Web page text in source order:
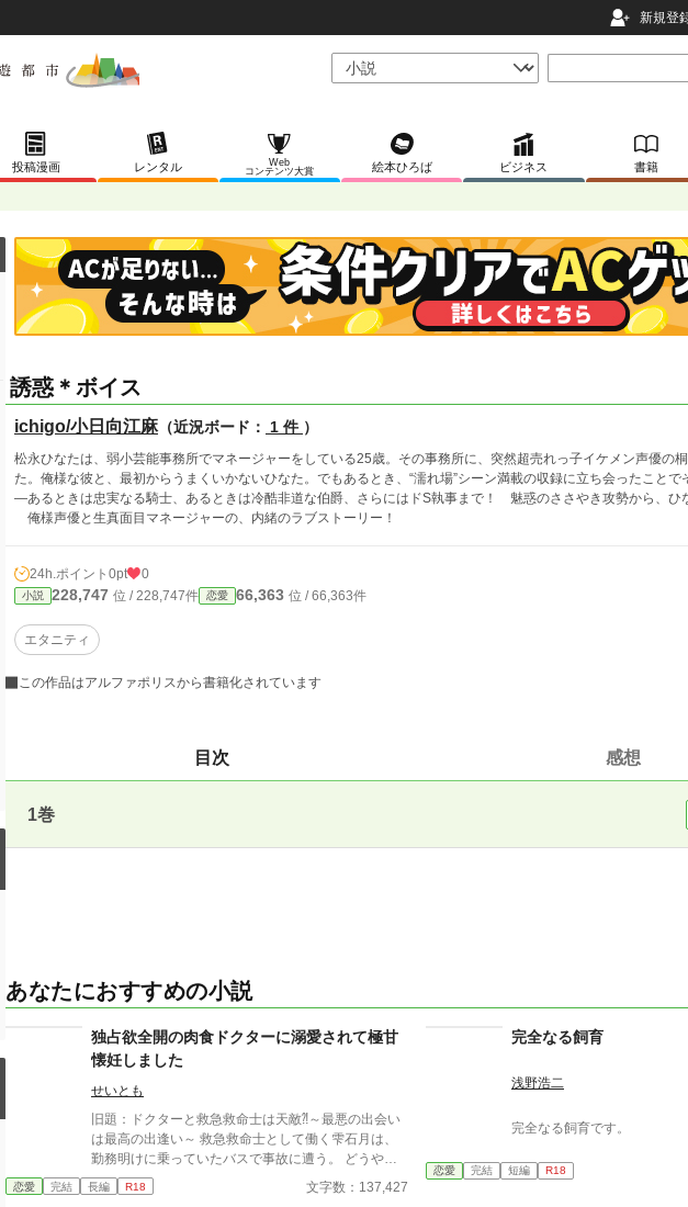
新規登
投稿漫画 レンタル
Web
コンテンツ大賞
絵本ひろば ビジネス 書籍
誘惑＊ボイス
ichigo/小日向江麻（近況ボード： 1 件 ）
松永ひなたは、弱小芸能事務所でマネージャーをしている25歳。その事務所に、突然超売れっ子イケメン声優の
た。俺様な彼と、最初からうまくいかないひなた。でもあるとき、“濡れ場”シーン満載の収録に立ち会ったこと
―あるときは忠実なる騎士、あるときは冷酷非道な伯爵、さらにはドS執事まで！ 魅惑のささやき攻勢から、ひ
俺様声優と生真面目マネージャーの、内緒のラブストーリー！
24h.ポイント 0pt 0
小説 228,747 位 / 228,747件 恋愛 66,363 位 / 66,363件
エタニティ
この作品はアルファポリスから書籍化されています
目次 感想
1巻
あなたにおすすめの小説
独占欲全開の肉食ドクターに溺愛されて極甘
懐妊しました
せいとも
旧題：ドクターと救急救命士は天敵⁈～最悪の出会い
は最高の出逢い～ 救急救命士として働く雫石月は、
勤務明けに乗っていたバスで事故に遭う。 どうや
ら、バスの運転手が体調不良になったようだ。 乗客
にAEDを探してきてもらうように頼み、救助活動をし
恋愛 完結 長編 R18 文字数：137,427
完全なる飼育
浅野浩二
完全なる飼育です。
恋愛 完結 短編 R18